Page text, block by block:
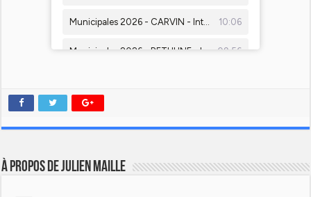
À propos de Julien Maille